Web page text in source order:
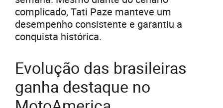
complicado, Tati Paze manteve um
desempenho consistente e garantiu a
conquista histórica.
Evolução das brasileiras
ganha destaque no